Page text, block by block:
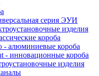
серия ЭУИ
изделия
короба
- алюминиевые короба
- инновационные короба
изделия